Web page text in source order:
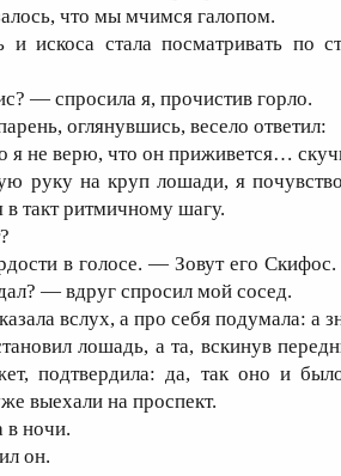
что мы мчимся галопом.
и искоса стала посматривать по
— спросила я, прочистив горло.
оглянувшись, весело ответил:
не верю, что он приживется…
руку на круп лошади, я
в такт ритмичному шагу.
в голосе. — Зовут его
— вдруг спросил мой сосед.
вслух, а про себя подумала: а
лошадь, а та, вскинув
подтвердила: да, так оно и
выехали на проспект.
в ночи.
он.